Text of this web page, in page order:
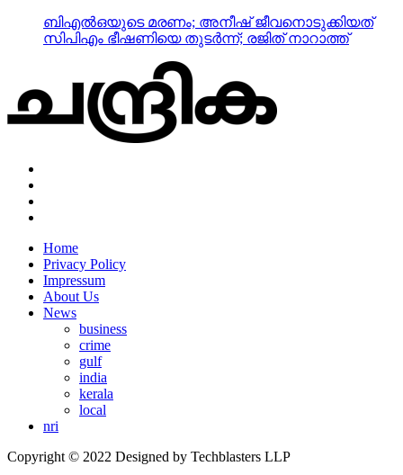
ബിഎല്‍ഒയുടെ മരണം; അനീഷ് ജീവനൊടുക്കിയത്
സിപിഎം ഭീഷണിയെ തുടര്‍ന്ന്; രജിത് നാറാത്ത്
Home
Privacy Policy
Impressum
About Us
News
business
crime
gulf
india
kerala
local
nri
Copyright © 2022 Designed by Techblasters LLP